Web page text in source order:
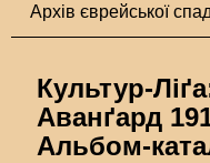
Архів єврейської
Культур-
Аванґард
Альбом-